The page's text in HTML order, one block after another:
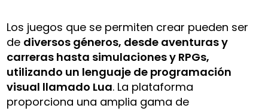
Los juegos que se permiten crear pueden ser
de diversos géneros, desde aventuras y
carreras hasta simulaciones y RPGs,
utilizando un lenguaje de programación
visual llamado Lua. La plataforma
proporciona una amplia gama de